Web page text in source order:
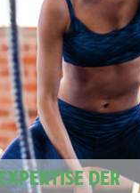
DER